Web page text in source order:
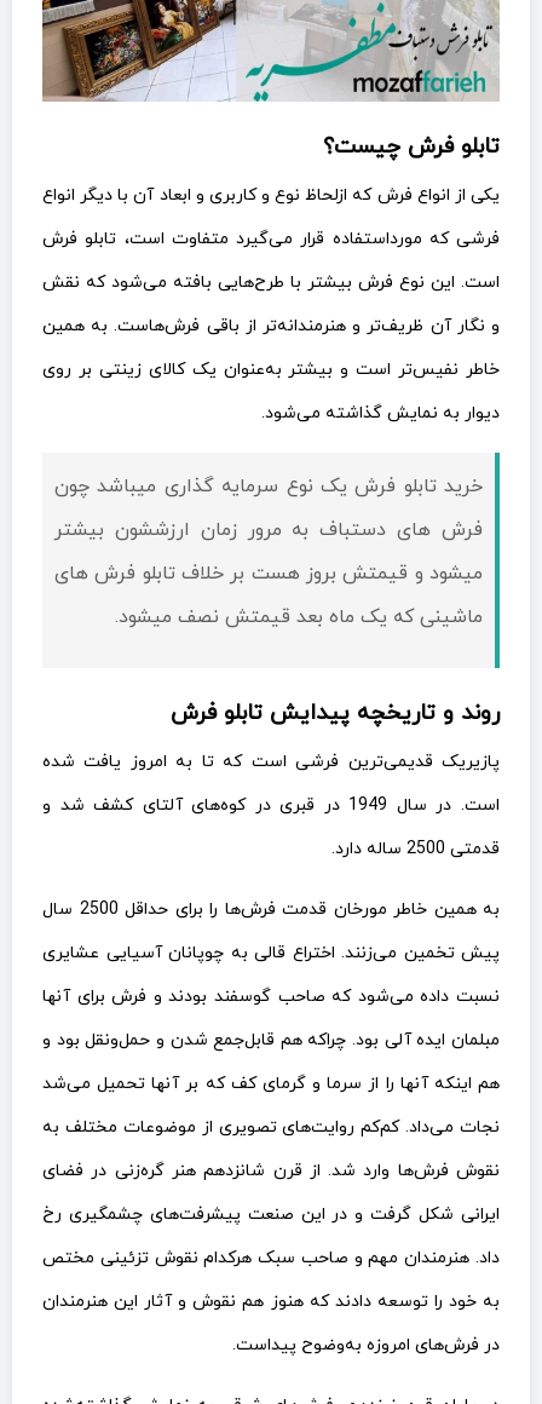
تابلو فرش چیست؟
یکی از انواع فرش که ازلحاظ نوع و کاربری و ابعاد آن با دیگر انواع
فرشی که مورداستفاده قرار می‌گیرد متفاوت است، تابلو فرش
است. این نوع فرش بیشتر با طرح‌هایی بافته می‌شود که نقش
و نگار آن ظریف‌تر و هنرمندانه‌تر از باقی فرش‌هاست. به همین
خاطر نفیس‌تر است و بیشتر به‌عنوان یک کالای زینتی بر روی
دیوار به نمایش گذاشته می‌شود.
خرید تابلو فرش یک نوع سرمایه گذاری میباشد چون
فرش های دستباف به مرور زمان ارزششون بیشتر
میشود و قيمتش بروز هست بر خلاف تابلو فرش های
ماشینی که یک ماه بعد قيمتش نصف میشود.
روند و تاریخچه پیدایش تابلو فرش
پازیریک قدیمی‌ترین فرشی است که تا به امروز یافت شده
است. در سال 1949 در قبری در کوه‌های آلتای کشف شد و
قدمتی 2500 ساله دارد.
به همین خاطر مورخان قدمت فرش‌ها را برای حداقل 2500 سال
پیش تخمین می‌زنند. اختراع قالی به چوپانان آسیایی عشایری
نسبت داده می‌شود که صاحب گوسفند بودند و فرش برای آنها
مبلمان ایده آلی بود. چراکه هم قابل‌جمع شدن و حمل‌ونقل بود و
هم اینکه آنها را از سرما و گرمای کف که بر آنها تحمیل می‌شد
نجات می‌داد. کم‌کم روایت‌های تصویری از موضوعات مختلف به
نقوش فرش‌ها وارد شد. از قرن شانزدهم هنر گره‌زنی در فضای
ایرانی شکل گرفت و در این صنعت پیشرفت‌های چشمگیری رخ
داد. هنرمندان مهم و صاحب سبک هرکدام نقوش تزئینی مختص
به خود را توسعه دادند که هنوز هم نقوش و آثار این هنرمندان
در فرش‌های امروزه به‌وضوح پیداست.